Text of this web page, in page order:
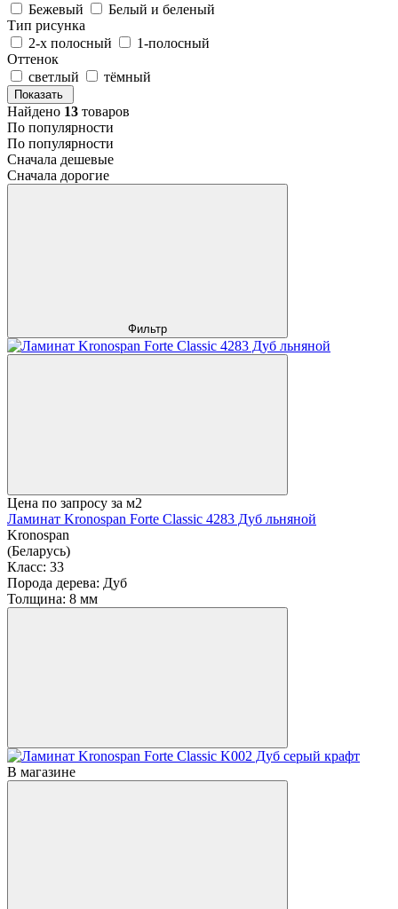
Бежевый
Белый и беленый
Тип рисунка
2-х полосный
1-полосный
Оттенок
светлый
тёмный
Показать
Найдено 13 товаров
По популярности
По популярности
Сначала дешевые
Сначала дорогие
Фильтр
Цена по запросу за м2
Ламинат Kronospan Forte Classic 4283 Дуб льняной
Kronospan
(Беларусь)
Класс: 33
Порода дерева: Дуб
Толщина: 8 мм
В магазине